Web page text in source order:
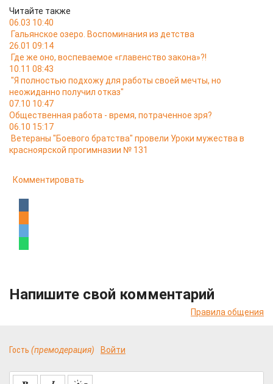
Читайте также
06.03 10:40
Гальянское озеро. Воспоминания из детства
26.01 09:14
Где же оно, воспеваемое «главенство закона»?!
10.11 08:43
"Я полностью подхожу для работы своей мечты, но
неожиданно получил отказ"
07.10 10:47
Общественная работа - время, потраченное зря?
06.10 15:17
Ветераны "Боевого братства" провели Уроки мужества в
красноярской прогимназии № 131
Комментировать
Напишите свой комментарий
Правила общения
Гость (премодерация) Войти